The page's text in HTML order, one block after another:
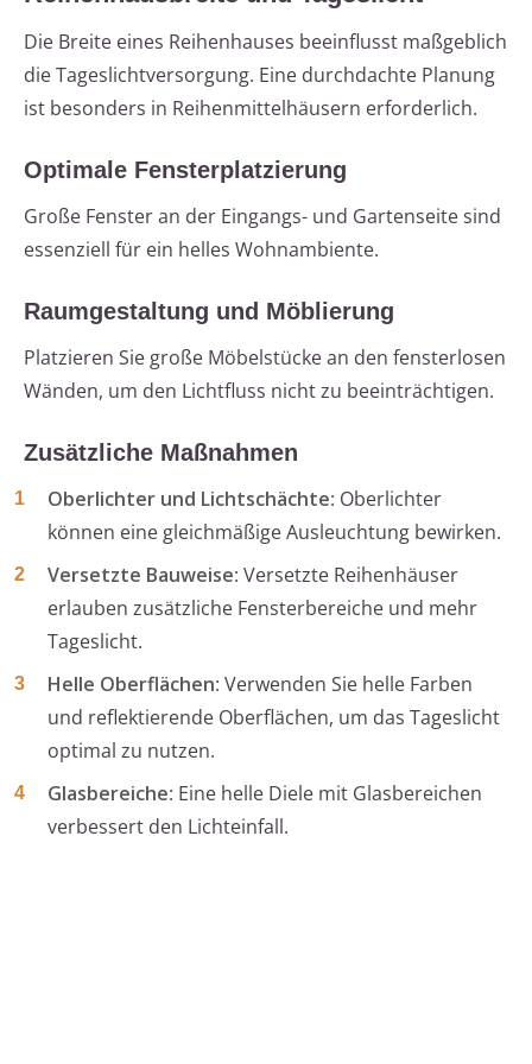
Die Breite eines Reihenhauses beeinflusst maßgeblich
die Tageslichtversorgung. Eine durchdachte Planung
ist besonders in Reihenmittelhäusern erforderlich.
Optimale Fensterplatzierung
Große Fenster an der Eingangs- und Gartenseite sind
essenziell für ein helles Wohnambiente.
Raumgestaltung und Möblierung
Platzieren Sie große Möbelstücke an den fensterlosen
Wänden, um den Lichtfluss nicht zu beeinträchtigen.
Zusätzliche Maßnahmen
Oberlichter und Lichtschächte: Oberlichter
können eine gleichmäßige Ausleuchtung bewirken.
Versetzte Bauweise: Versetzte Reihenhäuser
erlauben zusätzliche Fensterbereiche und mehr
Tageslicht.
Helle Oberflächen: Verwenden Sie helle Farben
und reflektierende Oberflächen, um das Tageslicht
optimal zu nutzen.
Glasbereiche: Eine helle Diele mit Glasbereichen
verbessert den Lichteinfall.